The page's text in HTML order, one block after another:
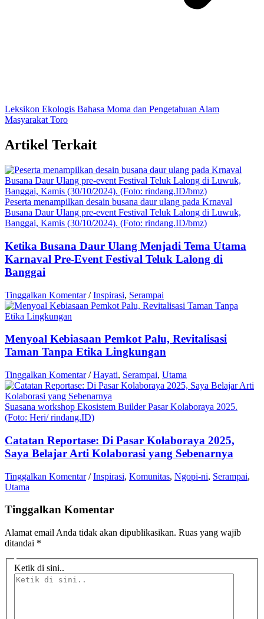
Leksikon Ekologis Bahasa Moma dan Pengetahuan Alam
Masyarakat Toro
Artikel Terkait
Peserta menampilkan desain busana daur ulang pada Krnaval
Busana Daur Ulang pre-event Festival Teluk Lalong di Luwuk,
Banggai, Kamis (30/10/2024). (Foto: rindang.ID/bmz)
Ketika Busana Daur Ulang Menjadi Tema Utama
Karnaval Pre-Event Festival Teluk Lalong di
Banggai
Tinggalkan Komentar /Inspirasi, Serampai
Menyoal Kebiasaan Pemkot Palu, Revitalisasi
Taman Tanpa Etika Lingkungan
Tinggalkan Komentar /Hayati, Serampai, Utama
Suasana workshop Ekosistem Builder Pasar Kolaboraya 2025.
(Foto: Heri/ rindang.ID)
Catatan Reportase: Di Pasar Kolaboraya 2025,
Saya Belajar Arti Kolaborasi yang Sebenarnya
Tinggalkan Komentar /Inspirasi, Komunitas, Ngopi-ni, Serampai,
Utama
Tinggalkan Komentar
Alamat email Anda tidak akan dipublikasikan. Ruas yang wajib
ditandai *
Ketik di sini..